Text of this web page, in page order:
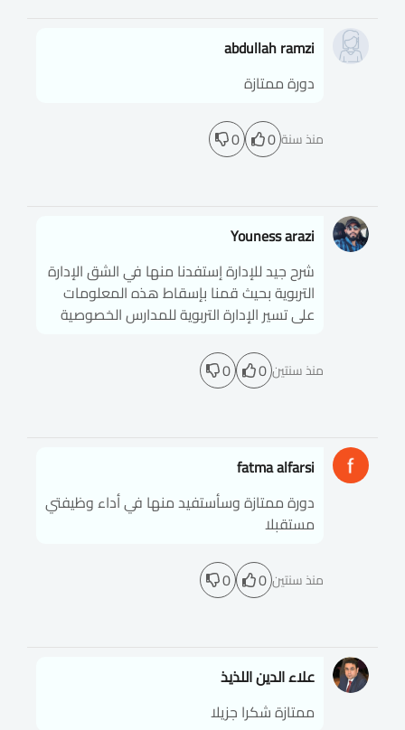
abdullah ramzi
دورة ممتازة
منذ سنة 0
0
Youness arazi
شرح جيد للإدارة إستفدنا منها في الشق الإدارة
التربوية بحيث قمنا بإسقاط هذه المعلومات
على تسير الإدارة التربوية للمدارس الخصوصية
منذ سنتين 0
0
fatma alfarsi
دورة ممتازة وسأستفيد منها في أداء وظيفتي
مستقبلا
منذ سنتين 0
0
علاء الدين اللذيذ
ممتازة شكرا جزيلا